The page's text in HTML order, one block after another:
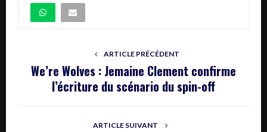
ARTICLE PRÉCÉDENT
We’re Wolves : Jemaine Clement confirme
l’écriture du scénario du spin-off
ARTICLE SUIVANT